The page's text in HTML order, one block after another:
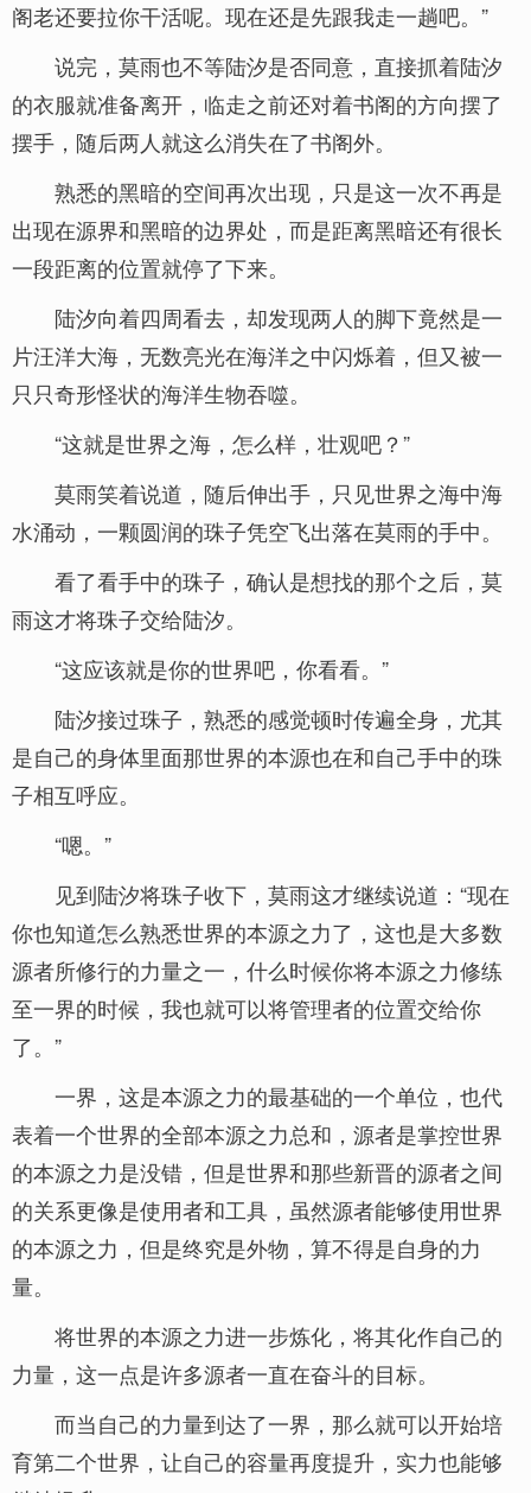
阁老还要拉你干活呢。现在还是先跟我走一趟吧。”
说完，莫雨也不等陆汐是否同意，直接抓着陆汐
的衣服就准备离开，临走之前还对着书阁的方向摆了
摆手，随后两人就这么消失在了书阁外。
熟悉的黑暗的空间再次出现，只是这一次不再是
出现在源界和黑暗的边界处，而是距离黑暗还有很长
一段距离的位置就停了下来。
陆汐向着四周看去，却发现两人的脚下竟然是一
片汪洋大海，无数亮光在海洋之中闪烁着，但又被一
只只奇形怪状的海洋生物吞噬。
“这就是世界之海，怎么样，壮观吧？”
莫雨笑着说道，随后伸出手，只见世界之海中海
水涌动，一颗圆润的珠子凭空飞出落在莫雨的手中。
看了看手中的珠子，确认是想找的那个之后，莫
雨这才将珠子交给陆汐。
“这应该就是你的世界吧，你看看。”
陆汐接过珠子，熟悉的感觉顿时传遍全身，尤其
是自己的身体里面那世界的本源也在和自己手中的珠
子相互呼应。
“嗯。”
见到陆汐将珠子收下，莫雨这才继续说道：“现在
你也知道怎么熟悉世界的本源之力了，这也是大多数
源者所修行的力量之一，什么时候你将本源之力修练
至一界的时候，我也就可以将管理者的位置交给你
了。”
一界，这是本源之力的最基础的一个单位，也代
表着一个世界的全部本源之力总和，源者是掌控世界
的本源之力是没错，但是世界和那些新晋的源者之间
的关系更像是使用者和工具，虽然源者能够使用世界
的本源之力，但是终究是外物，算不得是自身的力
量。
将世界的本源之力进一步炼化，将其化作自己的
力量，这一点是许多源者一直在奋斗的目标。
而当自己的力量到达了一界，那么就可以开始培
育第二个世界，让自己的容量再度提升，实力也能够